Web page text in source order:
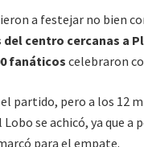
a festejar no bien
centro cercanas a
fanáticos celebraron
partido, pero a los 12
se achicó, ya que a
para el empate.